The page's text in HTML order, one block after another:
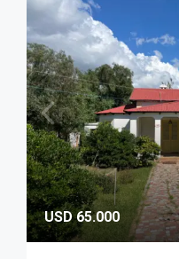
USD 65.000